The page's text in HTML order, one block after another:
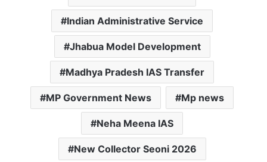
Indian Administrative Service
Jhabua Model Development
Madhya Pradesh IAS Transfer
MP Government News Mp news
Neha Meena IAS
New Collector Seoni 2026